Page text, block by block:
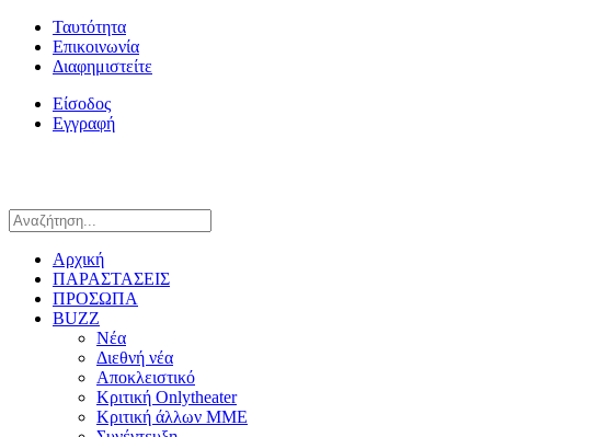
Ταυτότητα
Επικοινωνία
Διαφημιστείτε
Είσοδος
Εγγραφή
Αρχική
ΠΑΡΑΣΤΑΣΕΙΣ
ΠΡΟΣΩΠΑ
BUZZ
Νέα
Διεθνή νέα
Αποκλειστικό
Κριτική Onlytheater
Κριτική άλλων ΜΜΕ